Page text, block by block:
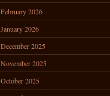
February 2026
January 2026
December 2025
November 2025
October 2025